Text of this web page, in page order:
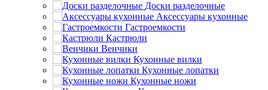
Доски разделочные
Аксессуары кухонные
Гастроемкости
Кастрюли
Венчики
Кухонные вилки
Кухонные лопатки
Кухонные ножи